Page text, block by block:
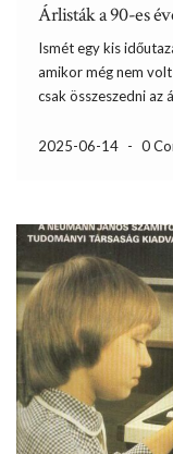
Árlisták a 90-es
Ismét egy kis
amikor még nem
csak összeszedni az
ezért a normál
2025-06-14 - 0